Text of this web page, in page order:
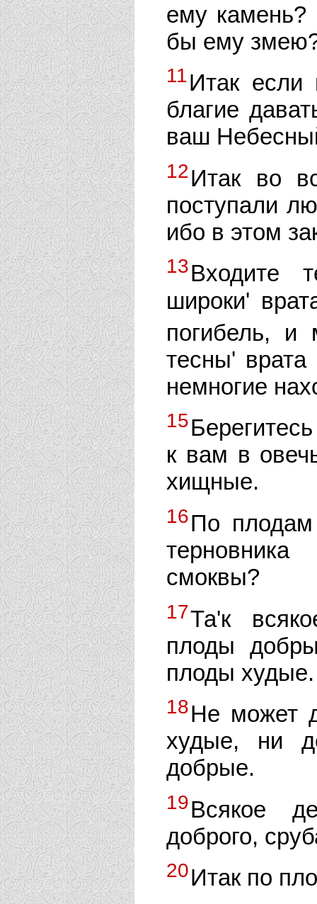
ему камень?
бы ему
11Итак если
благие
ваш
12Итак во
поступали
ибо в этом
13Входите
широки'
погибель,
тесны'
немногие
15
к вам в
хищные.
16По
смоквы?
17Та'к
плоды
плоды худые.
18Не может
худые, ни
добрые.
19Всякое
доброго,
20Итак по